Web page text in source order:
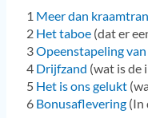
1 Meer dan
2 Het taboe(dat er
3Opeenstapeling
4 Drijfzand (wat is de
5 Het is ons gelukt
6 Bonusaflevering(In